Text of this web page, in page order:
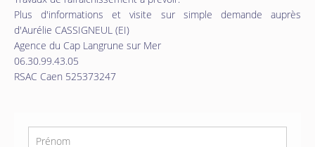
Plus d'informations et visite sur simple demande auprès
d'Aurélie CASSIGNEUL (EI)
Agence du Cap Langrune sur Mer
06.30.99.43.05
RSAC Caen 525373247